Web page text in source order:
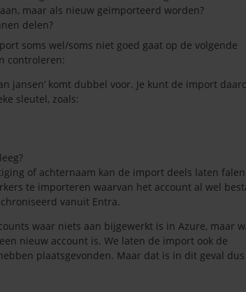
maar als nieuw geïmporteerd worden?
delen?
soms wel/soms niet goed gaat op de volgende
controleren:
jansen’ komt dubbel voor. Je kunt de import
sleutel, zoals:
of achternaam kan de import deels laten
te importeren waarvan het account al wel
vanuit Entra.
waar niets aan bijgewerkt is in Azure, maar
nieuw account is. We laten de import ook de
plaatsgevonden. Maar dat is in dit geval dus